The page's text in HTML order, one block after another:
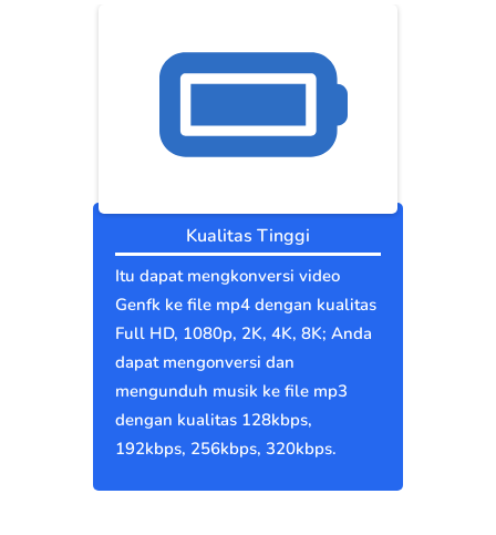
Kualitas Tinggi
Itu dapat mengkonversi video
Genfk ke file mp4 dengan kualitas
Full HD, 1080p, 2K, 4K, 8K; Anda
dapat mengonversi dan
mengunduh musik ke file mp3
dengan kualitas 128kbps,
192kbps, 256kbps, 320kbps.